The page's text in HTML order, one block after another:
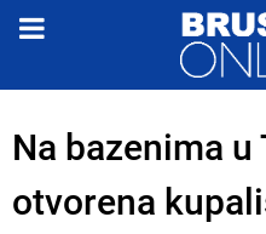
Na bazenima u
otvorena